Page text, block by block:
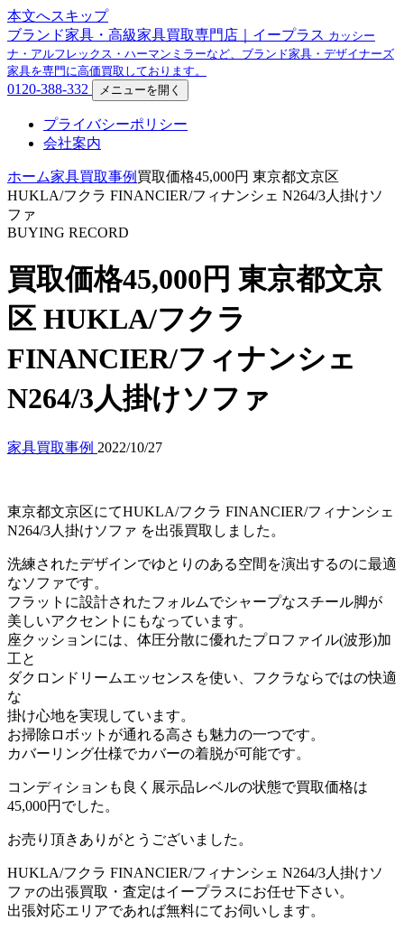
本文へスキップ
ブランド家具・高級家具買取専門店｜イープラス カッシー
ナ・アルフレックス・ハーマンミラーなど、ブランド家具・デザイナーズ
家具を専門に高価買取しております。
0120-388-332 メニューを開く
プライバシーポリシー
会社案内
ホーム家具買取事例 買取価格45,000円 東京都文京区
HUKLA/フクラ FINANCIER/フィナンシェ N264/3人掛けソ
ファ
BUYING RECORD
買取価格45,000円 東京都文京
区 HUKLA/フクラ
FINANCIER/フィナンシェ
N264/3人掛けソファ
家具買取事例 2022/10/27
東京都文京区にてHUKLA/フクラ FINANCIER/フィナンシェ
N264/3人掛けソファ を出張買取しました。
洗練されたデザインでゆとりのある空間を演出するのに最適
なソファです。
フラットに設計されたフォルムでシャープなスチール脚が
美しいアクセントにもなっています。
座クッションには、体圧分散に優れたプロファイル(波形)加
工と
ダクロンドリームエッセンスを使い、フクラならではの快適
な
掛け心地を実現しています。
お掃除ロボットが通れる高さも魅力の一つです。
カバーリング仕様でカバーの着脱が可能です。
コンディションも良く展示品レベルの状態で買取価格は
45,000円でした。
お売り頂きありがとうございました。
HUKLA/フクラ FINANCIER/フィナンシェ N264/3人掛けソ
ファの出張買取・査定はイープラスにお任せ下さい。
出張対応エリアであれば無料にてお伺いします。